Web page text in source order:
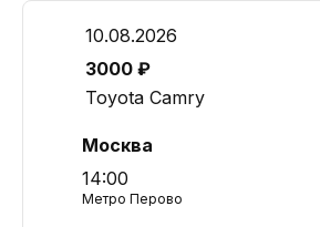
10.08.2026
3000 ₽
Toyota Camry
Москва
14:00
Метро Перово